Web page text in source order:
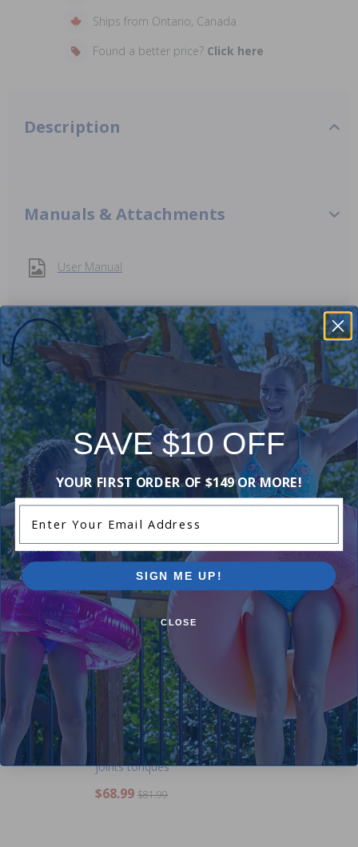
Ships from Ontario, Canada
Found a better price? Click here
Description
Manuals & Attachments
User Manual
Reviews
Be the first one to leave a review!
Add Review
Purchased often with:
Jandy R0466300 - Ensemble de
joints toriques
$68.99 $81.99
SAVE $10 OFF
YOUR FIRST ORDER OF $149 OR MORE!
SIGN ME UP!
CLOSE